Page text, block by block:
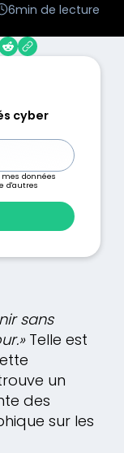
6min de lecture
cyber
données
d'autres
sans
Telle est
un
des
sur les